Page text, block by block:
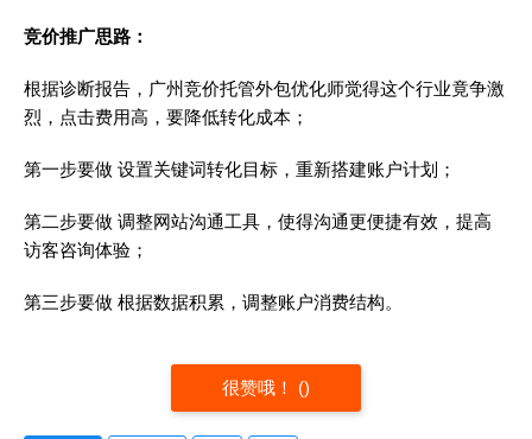
竞价推广思路：
根据诊断报告，广州竞价托管外包优化师觉得这个行业竟争激
烈，点击费用高，要降低转化成本；
第一步要做 设置关键词转化目标，重新搭建账户计划；
第二步要做 调整网站沟通工具，使得沟通更便捷有效，提高
访客咨询体验；
第三步要做 根据数据积累，调整账户消费结构。
很赞哦！ ()